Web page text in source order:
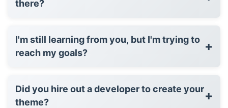
there?
I'm still learning from you, but I'm trying to
reach my goals?
+
Did you hire out a developer to create your
theme?
+